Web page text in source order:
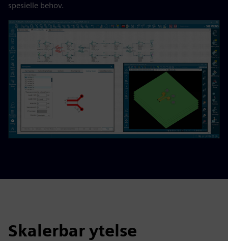
spesielle behov.
Skalerbar ytelse